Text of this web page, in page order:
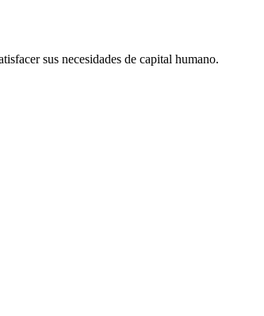
sus necesidades de capital humano.